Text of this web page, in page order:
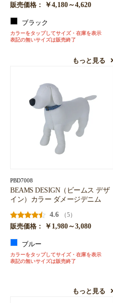
販売価格：
￥4,180～4,620
ブラック
カラーをタップしてサイズ・在庫を表示
表記の無いサイズは販売終了
もっと見る
PBD7008
BEAMS DESIGN（ビームス デザ
イン）カラー ダメージデニム
4.6
（5）
販売価格：
￥1,980～3,080
ブルー
カラーをタップしてサイズ・在庫を表示
表記の無いサイズは販売終了
もっと見る